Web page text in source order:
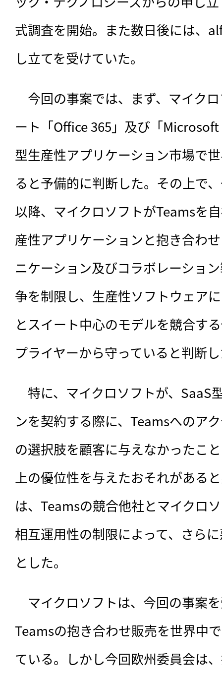
式調査を開始。また数日後には、
し立てを受けていた。
今回の事案では、まず、マイク
ート「Office 365」及び「
型生産性アプリケーション市場で
ると予備的に判断した。その上で
以降、マイクロソフトがTeamsを
産性アプリケーションと抱き合わ
ニケーション及びコラボレーショ
争を制限し、生産性ソフトウェア
とスイート中心のモデルを競合す
プライヤーから守っていると判断
特に、マイクロソフトが、SaaS
ンを契約する際に、Teamsへのア
の選択肢を顧客に与えなかったこ
上の優位性を与えたおそれがある
は、Teamsの競合他社とマイクロ
相互運用性の制限によって、さら
とした。
マイクロソフトは、今回の事案
Teamsの抱き合わせ販売を世界中
ている。しかし今回欧州委員会は